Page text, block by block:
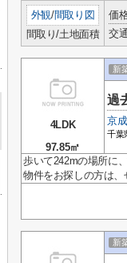
外観/間取り図
間取り/土地面積
価
交
4LDK
97.85㎡
新
過
京
千葉
歩いて242mの場所に
物件をお探しの方は
新